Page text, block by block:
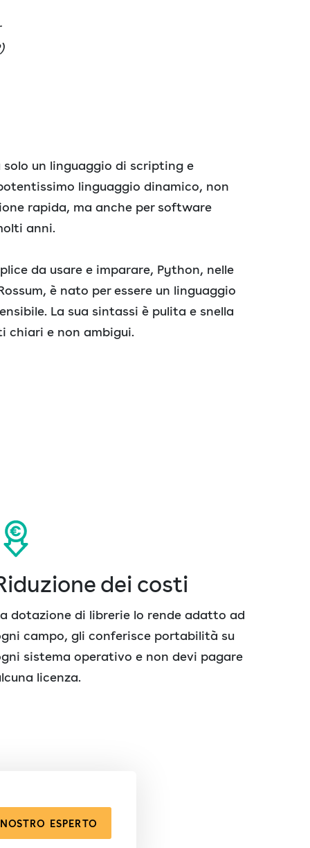
)
solo un linguaggio di scripting e
linguaggio dinamico, non
rapida, ma anche per software
anni.
da usare e imparare, Python, nelle
è nato per essere un linguaggio
La sua sintassi è pulita e snella
chiari e non ambigui.
dei costi
dotazione di librerie lo rende adatto ad
campo, gli conferisce portabilità su
sistema operativo e non devi pagare
licenza.
ESPERTO